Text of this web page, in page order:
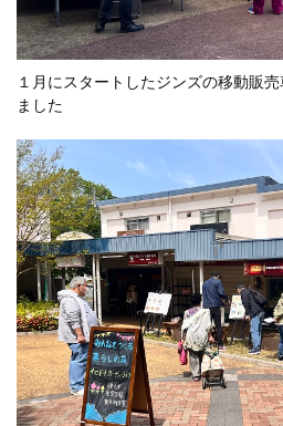
１月にスタートしたジンズの移動販
ました